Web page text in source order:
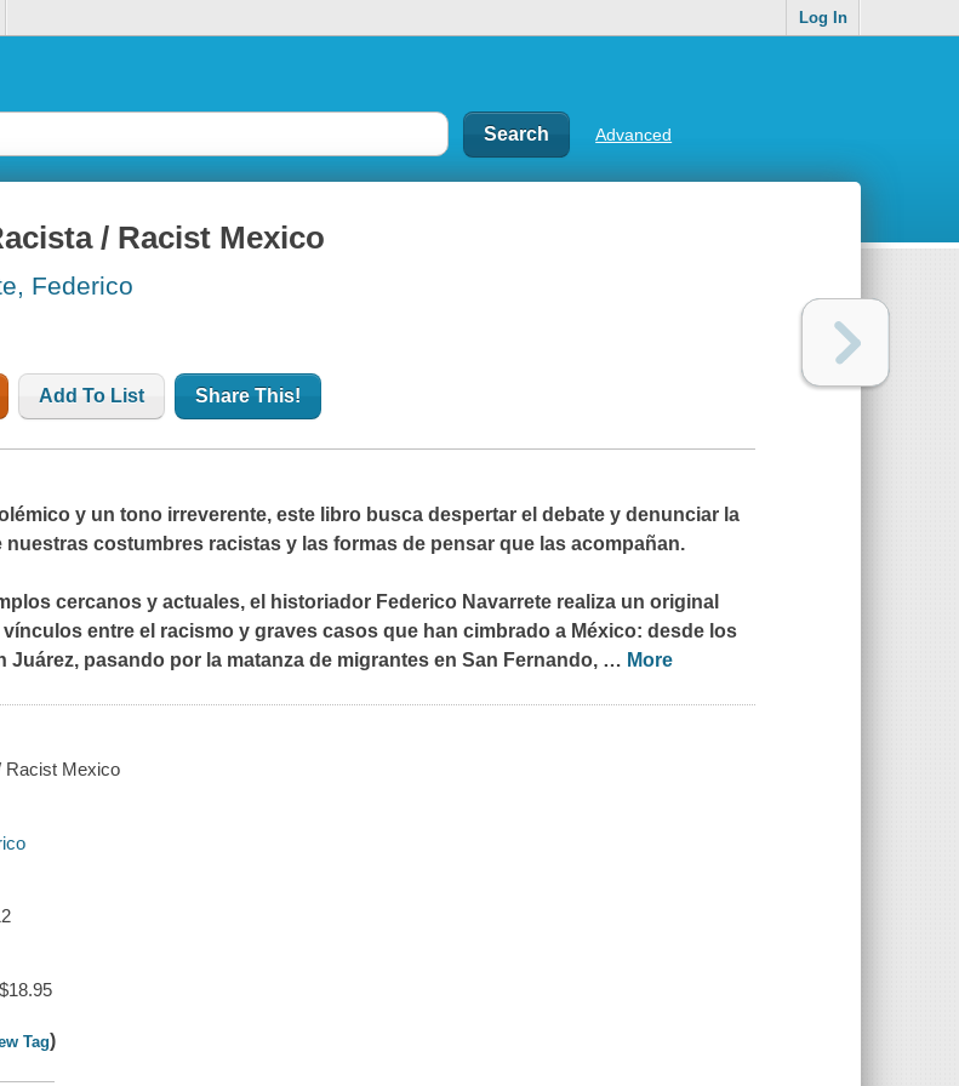
Log In
Advanced
/ Racist Mexico
Federico
Add To List Share This!
y un tono irreverente, este libro busca despertar el debate y denunciar la
nuestras costumbres racistas y las formas de pensar que las acompañan.
cercanos y actuales, el historiador Federico Navarrete realiza un original
entre el racismo y graves casos que han cimbrado a México: desde los
Juárez, pasando por la matanza de migrantes en San Fernando, … More
Racist Mexico
Tag)